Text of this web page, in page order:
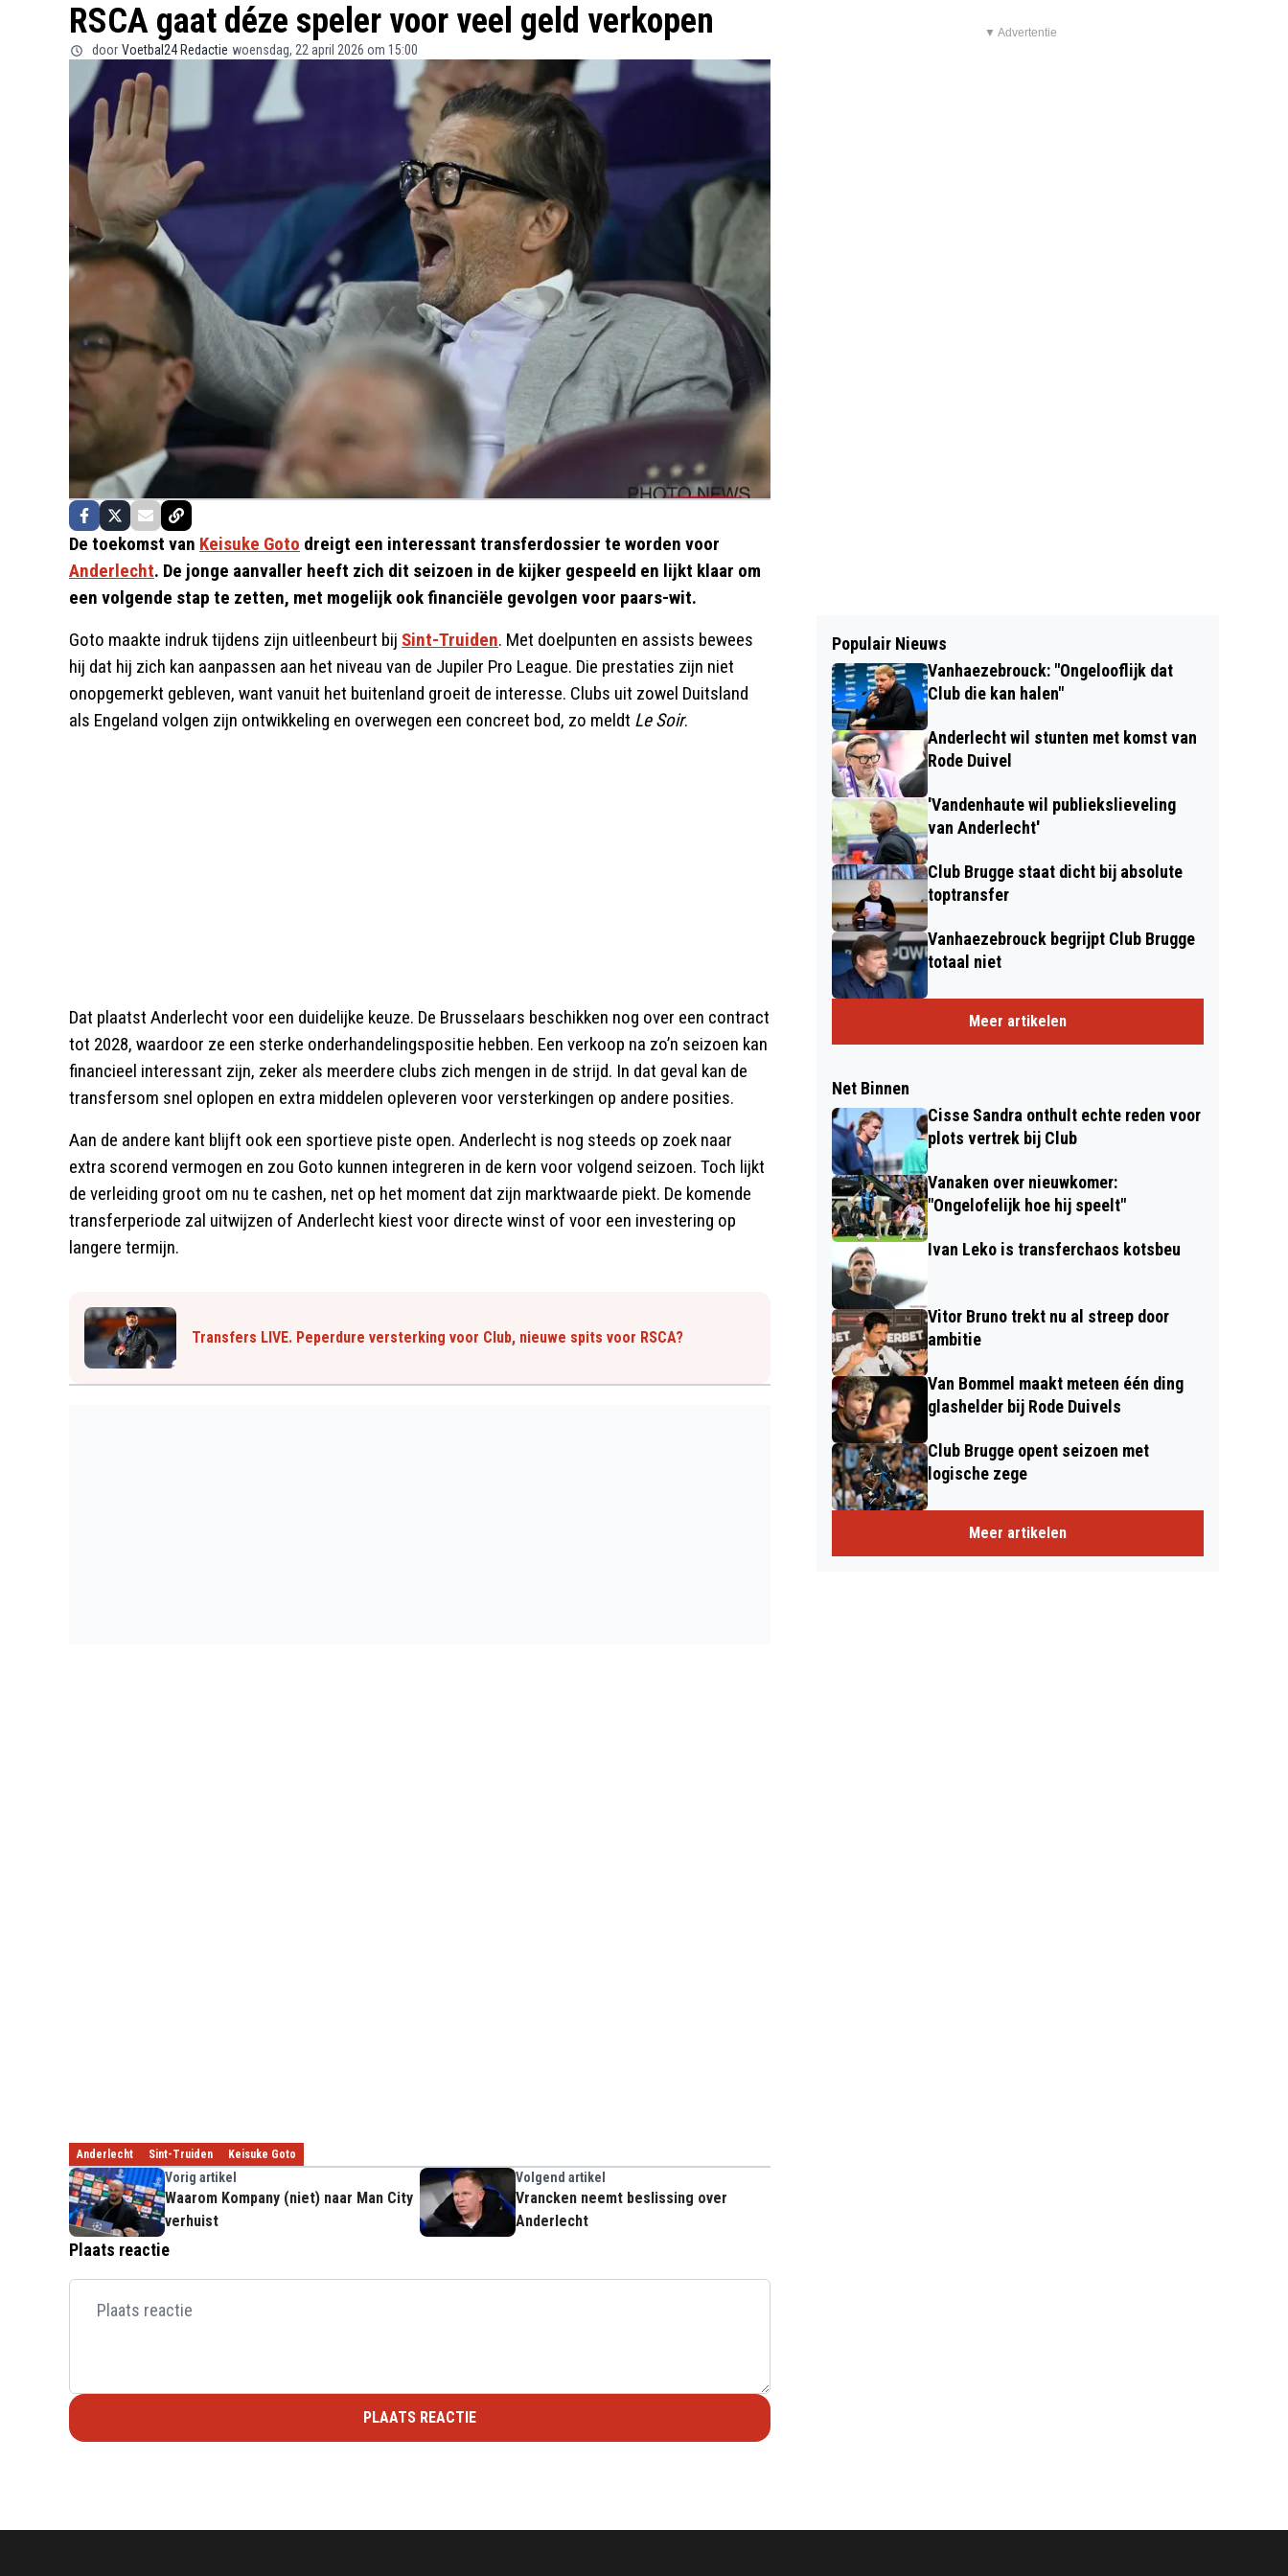
RSCA gaat déze speler voor veel geld verkopen
door Voetbal24 Redactie woensdag, 22 april 2026 om 15:00
De toekomst van Keisuke Goto dreigt een interessant transferdossier te worden voor
Anderlecht. De jonge aanvaller heeft zich dit seizoen in de kijker gespeeld en lijkt klaar om
een volgende stap te zetten, met mogelijk ook financiële gevolgen voor paars-wit.
Goto maakte indruk tijdens zijn uitleenbeurt bij Sint-Truiden. Met doelpunten en assists bewees
hij dat hij zich kan aanpassen aan het niveau van de Jupiler Pro League. Die prestaties zijn niet
onopgemerkt gebleven, want vanuit het buitenland groeit de interesse. Clubs uit zowel Duitsland
als Engeland volgen zijn ontwikkeling en overwegen een concreet bod, zo meldt Le Soir.
Dat plaatst Anderlecht voor een duidelijke keuze. De Brusselaars beschikken nog over een contract
tot 2028, waardoor ze een sterke onderhandelingspositie hebben. Een verkoop na zo’n seizoen kan
financieel interessant zijn, zeker als meerdere clubs zich mengen in de strijd. In dat geval kan de
transfersom snel oplopen en extra middelen opleveren voor versterkingen op andere posities.
Aan de andere kant blijft ook een sportieve piste open. Anderlecht is nog steeds op zoek naar
extra scorend vermogen en zou Goto kunnen integreren in de kern voor volgend seizoen. Toch lijkt
de verleiding groot om nu te cashen, net op het moment dat zijn marktwaarde piekt. De komende
transferperiode zal uitwijzen of Anderlecht kiest voor directe winst of voor een investering op
langere termijn.
Transfers LIVE. Peperdure versterking voor Club, nieuwe spits voor RSCA?
Anderlecht Sint-Truiden Keisuke Goto
Vorig artikel
Waarom Kompany (niet) naar Man City
verhuist
Volgend artikel
Vrancken neemt beslissing over
Anderlecht
Plaats reactie
PLAATS REACTIE
▼ Advertentie
Populair Nieuws
Vanhaezebrouck: "Ongelooflijk dat
Club die kan halen"
Anderlecht wil stunten met komst van
Rode Duivel
'Vandenhaute wil publiekslieveling
van Anderlecht'
Club Brugge staat dicht bij absolute
toptransfer
Vanhaezebrouck begrijpt Club Brugge
totaal niet
Meer artikelen
Net Binnen
Cisse Sandra onthult echte reden voor
plots vertrek bij Club
Vanaken over nieuwkomer:
"Ongelofelijk hoe hij speelt"
Ivan Leko is transferchaos kotsbeu
Vitor Bruno trekt nu al streep door
ambitie
Van Bommel maakt meteen één ding
glashelder bij Rode Duivels
Club Brugge opent seizoen met
logische zege
Meer artikelen